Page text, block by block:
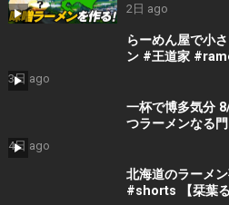
2日 ago
らーめん屋で小
ン #王道家 #ramen #tokyo #japanesefood
3日 ago
一杯で博多気分 8/7ニューオープン 博多とんこ
つラーメンなる
4日 ago
北海道のラーメ
#shorts 【栞葉